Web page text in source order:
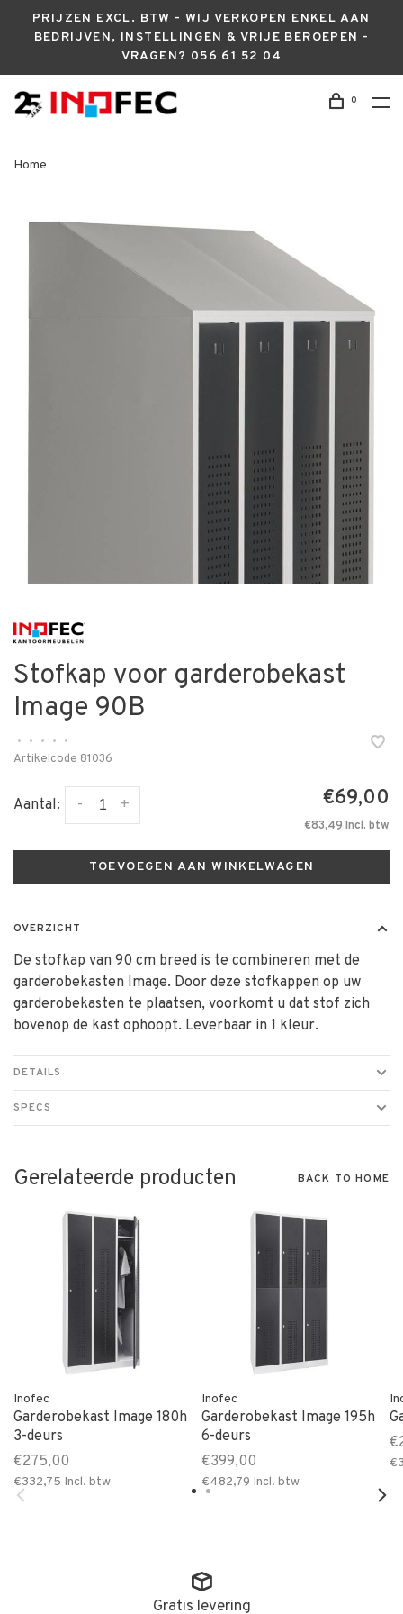
PRIJZEN EXCL. BTW - WIJ VERKOPEN ENKEL AAN
BEDRIJVEN, INSTELLINGEN & VRIJE BEROEPEN -
VRAGEN? 056 61 52 04
0
Home
Stofkap voor garderobekast
Image 90B
• • • •
•
Artikelcode 81036
Aantal: +
- €69,00
€83,49 Incl. btw
TOEVOEGEN AAN WINKELWAGEN
OVERZICHT
De stofkap van 90 cm breed is te combineren met de
garderobekasten Image. Door deze stofkappen op uw
garderobekasten te plaatsen, voorkomt u dat stof zich
bovenop de kast ophoopt. Leverbaar in 1 kleur.
DETAILS
SPECS
Gerelateerde producten BACK TO HOME
Inofec
Garderobekast Image 180h
3-deurs
€275,00
€332,75 Incl. btw
Inofec
Garderobekast Image 195h
6-deurs
€399,00
€482,79 Incl. btw
Gratis levering